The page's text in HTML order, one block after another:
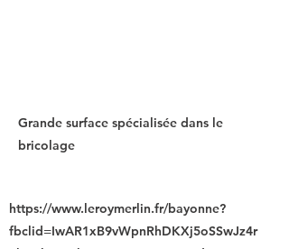
Grande surface spécialisée dans le
bricolage
https://www.leroymerlin.fr/bayonne?
fbclid=IwAR1xB9vWpnRhDKXj5oSSwJz4r